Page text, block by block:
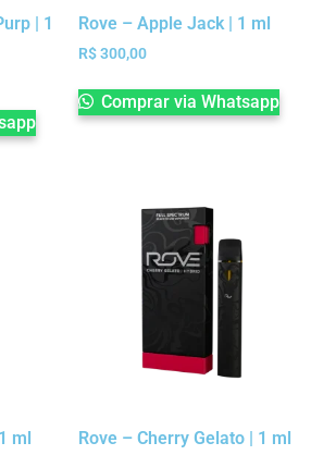
| 1
Rove – Apple Jack | 1 ml
R$300,00
Comprar via Whatsapp
ml Rove – Cherry Gelato | 1 ml